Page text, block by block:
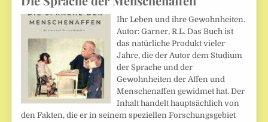
Ihr Leben und ihre Gewohnheiten.
Autor: Garner, R.L. Das Buch ist
das natürliche Produkt vieler
Jahre, die der Autor dem Studium
der Sprache und der
Gewohnheiten der Affen und
Menschenaffen gewidmet hat. Der
Inhalt handelt hauptsächlich von
den Fakten, die er in seinem speziellen Forschungsgebiet